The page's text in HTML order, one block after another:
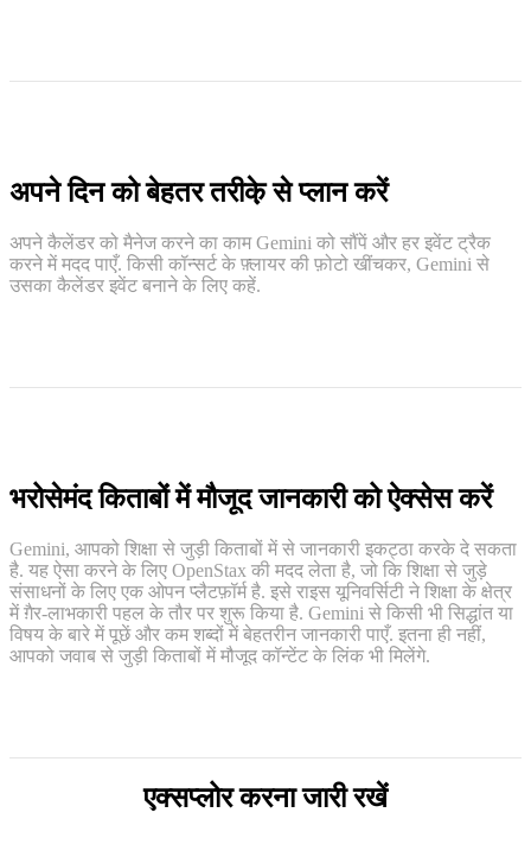
अपने दिन को बेहतर तरीके़ से प्लान करें
अपने कैलेंडर को मैनेज करने का काम Gemini को सौंपें और हर इवेंट ट्रैक
करने में मदद पाएँ. किसी कॉन्सर्ट के फ़्लायर की फ़ोटो खींचकर, Gemini से
उसका कैलेंडर इवेंट बनाने के लिए कहें.
भरोसेमंद किताबों में मौजूद जानकारी को ऐक्सेस करें
Gemini, आपको शिक्षा से जुड़ी किताबों में से जानकारी इकट्ठा करके दे सकता
है. यह ऐसा करने के लिए OpenStax की मदद लेता है, जो कि शिक्षा से जुड़े
संसाधनों के लिए एक ओपन प्लैटफ़ॉर्म है. इसे राइस यूनिवर्सिटी ने शिक्षा के क्षेत्र
में ग़ैर-लाभकारी पहल के तौर पर शुरू किया है. Gemini से किसी भी सिद्धांत या
विषय के बारे में पूछें और कम शब्दों में बेहतरीन जानकारी पाएँ. इतना ही नहीं,
आपको जवाब से जुड़ी किताबों में मौजूद कॉन्टेंट के लिंक भी मिलेंगे.
एक्सप्लोर करना जारी रखें